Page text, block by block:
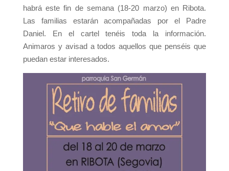
habrá este fin de semana (18-20 marzo) en Ribota.
Las familias estarán acompañadas por el Padre
Daniel. En el cartel tenéis toda la información.
Animaros y avisad a todos aquellos que penséis que
puedan estar interesados.